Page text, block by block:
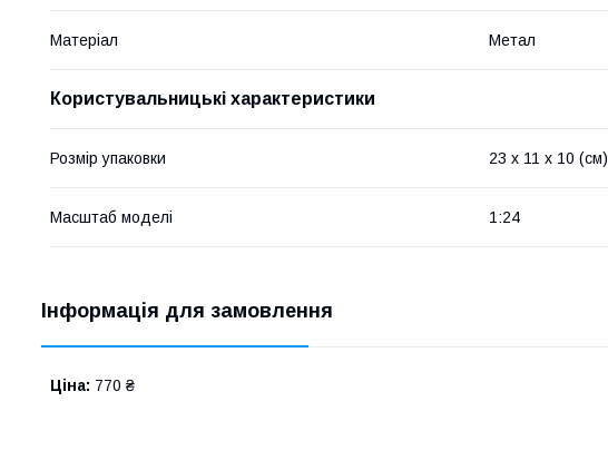
Матеріал Метал
Користувальницькі характеристики
Розмір упаковки 23 x 11 x 10 (см)
Масштаб моделі 1:24
Інформація для замовлення
Ціна: 770 ₴